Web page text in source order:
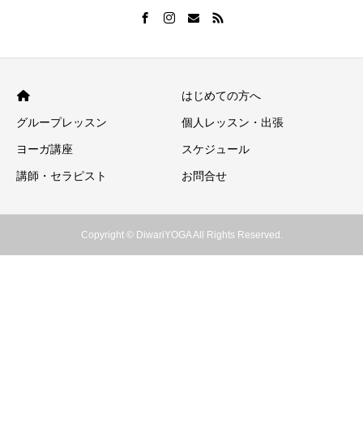
はじめての方へ
グループレッスン 個人レッスン・出張
ヨーガ講座 スケジュール
講師・セラピスト お問合せ
Copyright © DiwariYOGA All Rights Reserved.